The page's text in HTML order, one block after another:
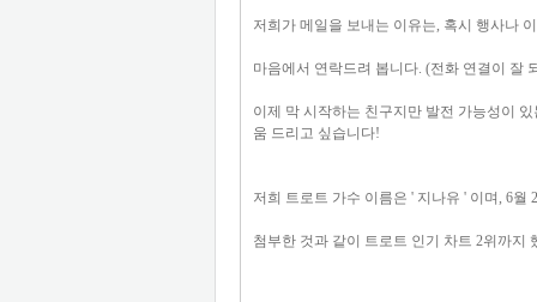
저희가 메일을 보내는 이유는, 혹시 행사나
마음에서 연락드려 봅니다. (전화 연결이 잘
이제 막 시작하는 친구지만 발전 가능성이
움 드리고 싶습니다!
저희 트로트 가수 이름은 ' 지나유 ' 이며, 6월
첨부한 것과 같이 트로트 인기 차트 2위까지